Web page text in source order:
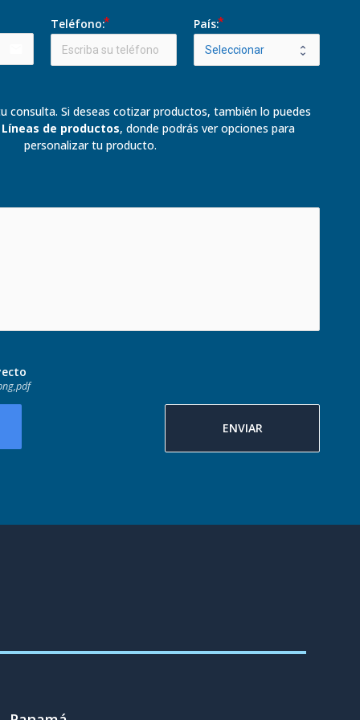
Teléfono: País:
consulta. Si deseas cotizar productos, también lo puedes
Líneas de productos, donde podrás ver opciones para
personalizar tu producto.
ENVIAR